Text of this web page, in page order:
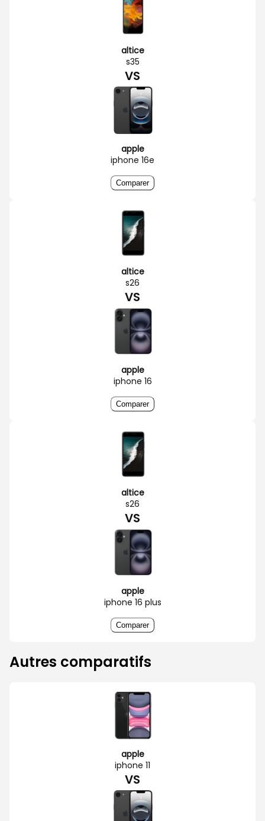
altice
s35
VS
apple
iphone 16e
Comparer
altice
s26
VS
apple
iphone 16
Comparer
altice
s26
VS
apple
iphone 16 plus
Comparer
Autres comparatifs
apple
iphone 11
VS